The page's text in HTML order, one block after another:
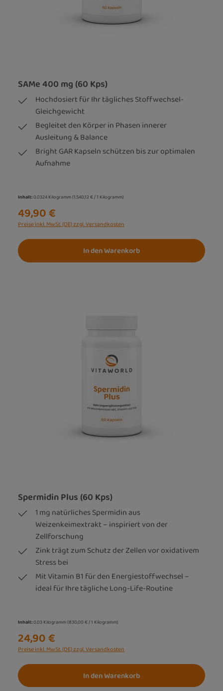
SAMe 400 mg (60 Kps)
Hochdosiert für Ihr tägliches Stoffwechsel-
Gleichgewicht
Begleitet den Körper in Phasen innerer
Ausleitung & Balance
Bright GAR Kapseln schützen bis zur optimalen
Aufnahme
Inhalt:0.0324 Kilogramm(1.540,12 € / 1 Kilogramm)
49,90 €
Preise inkl. MwSt. (DE) zzgl. Versandkosten
In den Warenkorb
Spermidin Plus (60 Kps)
1 mg natürliches Spermidin aus
Weizenkeimextrakt – inspiriert von der
Zellforschung
Zink trägt zum Schutz der Zellen vor oxidativem
Stress bei
Mit Vitamin B1 für den Energiestoffwechsel –
ideal für Ihre tägliche Long-Life-Routine
Inhalt:0.03 Kilogramm(830,00 € / 1 Kilogramm)
24,90 €
Preise inkl. MwSt. (DE) zzgl. Versandkosten
In den Warenkorb